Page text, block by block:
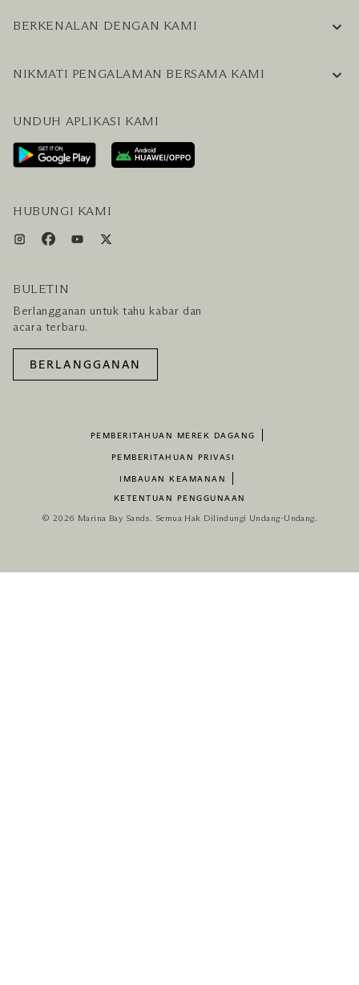
BERKENALAN DENGAN KAMI
KARIER
HUBUNGI KAMI
NIKMATI PENGALAMAN BERSAMA KAMI
RENCANAKAN KUNJUNGAN ANDA
LAYANAN PENGUNJUNG & FASILITAS
PAKET LENGKAP HOTEL DAN PENERBANGAN
UNDUH APLIKASI KAMI
HUBUNGI KAMI
BULETIN
Berlangganan untuk tahu kabar dan
acara terbaru.
BERLANGGANAN
PEMBERITAHUAN MEREK DAGANG
PEMBERITAHUAN PRIVASI
IMBAUAN KEAMANAN
KETENTUAN PENGGUNAAN
© 2026 Marina Bay Sands. Semua Hak Dilindungi Undang-Undang.